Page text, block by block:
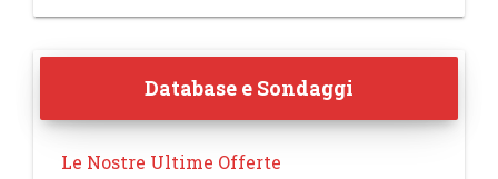
Database e Sondaggi
Le Nostre Ultime Offerte